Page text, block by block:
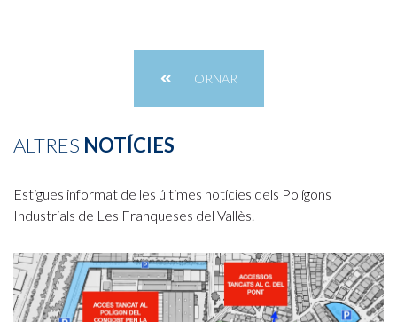
TORNAR
ALTRES NOTÍCIES
Estigues informat de les últimes notícies dels Polígons
Industrials de Les Franqueses del Vallès.